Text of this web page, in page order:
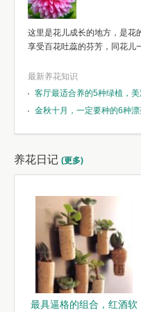
这里是花儿成长的地方，是花
享受百花吐蕊的芬芳，同花儿
最新养花知识
客厅最适合养的5种绿植，
金秋十月，一定要种的6种
养花日记 (更多)
最具逼格的组合，红酒软